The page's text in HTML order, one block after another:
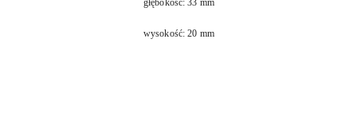
głębokość: 33 mm
wysokość: 20 mm